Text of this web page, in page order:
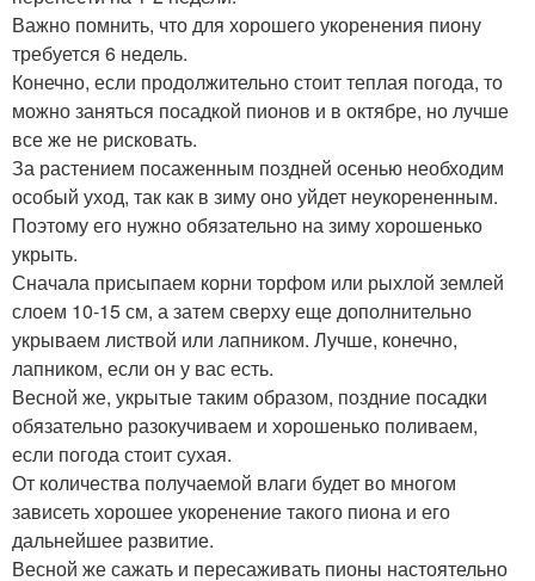
Важно помнить, что для хорошего укоренения пиону
требуется 6 недель.
Конечно, если продолжительно стоит теплая погода, то
можно заняться посадкой пионов и в октябре, но лучше
все же не рисковать.
За растением посаженным поздней осенью необходим
особый уход, так как в зиму оно уйдет неукорененным.
Поэтому его нужно обязательно на зиму хорошенько
укрыть.
Сначала присыпаем корни торфом или рыхлой землей
слоем 10-15 см, а затем сверху еще дополнительно
укрываем листвой или лапником. Лучше, конечно,
лапником, если он у вас есть.
Весной же, укрытые таким образом, поздние посадки
обязательно разокучиваем и хорошенько поливаем,
если погода стоит сухая.
От количества получаемой влаги будет во многом
зависеть хорошее укоренение такого пиона и его
дальнейшее развитие.
Весной же сажать и пересаживать пионы настоятельно